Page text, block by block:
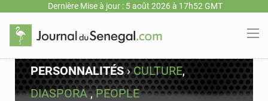
Dernière Mise à jour : 5 août 2026 à 17h52 GMT
PERSONNALITÉS›CULTURE,
DIASPORA,PEOPLE